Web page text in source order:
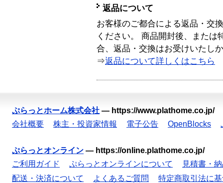
返品について
お客様のご都合による返品・交
ください。 商品開封後、または
合、返品・交換はお受けいたし
⇒返品について詳しくはこちら
ぷらっとホーム株式会社 — https://www.plathome.co.jp/
会社概要
株主・投資家情報 電子公告 OpenBlocks
ぷらっとオンライン — https://online.plathome.co.jp/
ご利用ガイド
ぷらっとオンラインについて
見積書・
配送・決済について
よくあるご質問
特定商取引法に